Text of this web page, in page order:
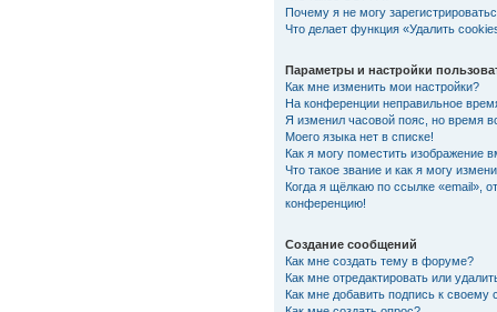
Почему я не могу
Что делает функция «Удалить
Параметры и настройки
Как мне изменить мои настройки?
На конференции неправильное
Я изменил часовой пояс, но время
Моего языка нет в списке!
Как я могу поместить изображение
Что такое звание и как я могу
Когда я щёлкаю по ссылке «email»,
конференцию!
Создание сообщений
Как мне создать тему в форуме?
Как мне отредактировать или
Как мне добавить подпись к своему